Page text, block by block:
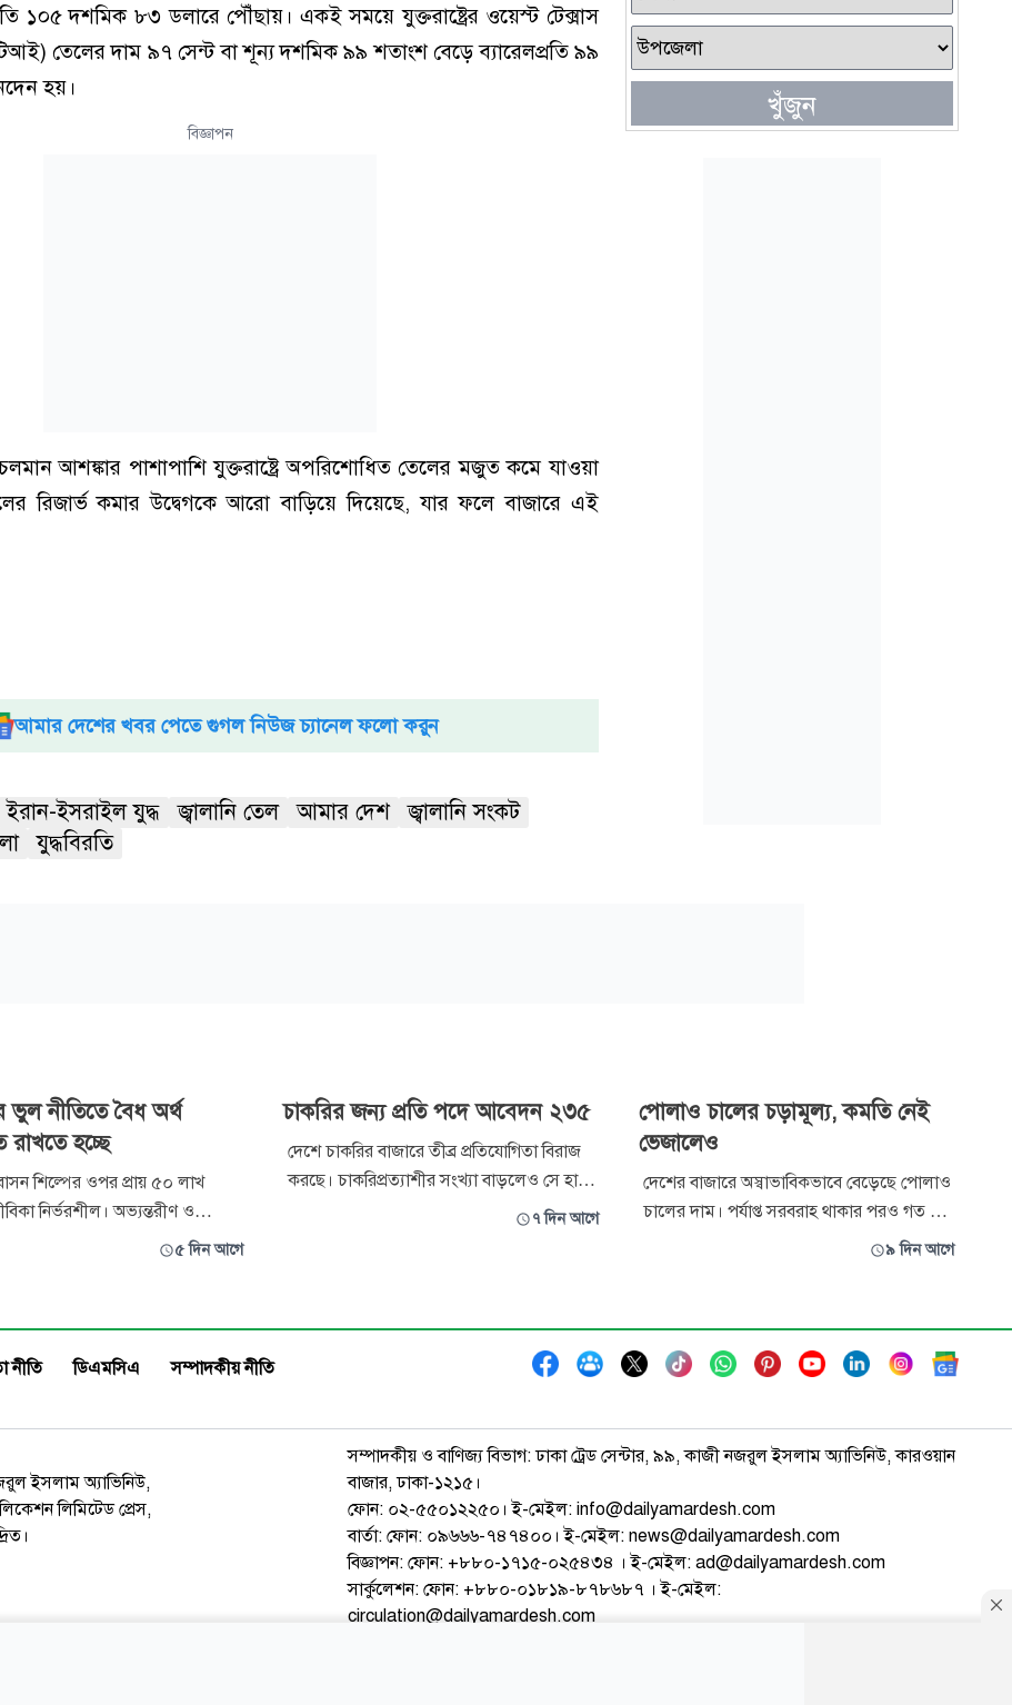
১০৫ দশমিক ৮৩ ডলারে পৌঁছায়। একই সময়ে যুক্তরাষ্ট্রের ওয়েস্ট টেক্সাস
তেলের দাম ৯৭ সেন্ট বা শূন্য দশমিক ৯৯ শতাংশ বেড়ে ব্যারেলপ্রতি ৯৯
হয়।
বিজ্ঞাপন
আশঙ্কার পাশাপাশি যুক্তরাষ্ট্রে অপরিশোধিত তেলের মজুত কমে যাওয়া
রিজার্ভ কমার উদ্বেগকে আরো বাড়িয়ে দিয়েছে, যার ফলে বাজারে এই
আমার দেশের খবর পেতে গুগল নিউজ চ্যানেল ফলো করুন
ইরান-ইসরাইল যুদ্ধ জ্বালানি তেল আমার দেশ
জ্বালানি সংকট
যুদ্ধবিরতি
খুঁজুন
ভুল নীতিতে বৈধ অর্থ
রাখতে হচ্ছে
শিল্পের ওপর প্রায় ৫০ লাখ
নির্ভরশীল। অভ্যন্তরীণ ও
হরেক নেতিবাচক প্রভাব পড়েছে এ
খাত-সংশ্লিষ্টদের মধ্যে রয়েছে
রয়েছে রাজনৈতিক দুর্বৃত্তায়ন, ব্যবসায়
৫ দিন আগে
চাকরির জন্য প্রতি পদে আবেদন ২৩৫
দেশে চাকরির বাজারে তীব্র প্রতিযোগিতা বিরাজ
করছে। চাকরিপ্রত্যাশীর সংখ্যা বাড়লেও সে হারে
বাড়ছে না শূন্যপদের সংখ্যা। একটি পদের
এসেছে, একটি পদের বিপরীতে আবেদন জমা
৭ দিন আগে
পোলাও চালের চড়ামূল্য, কমতি নেই
ভেজালেও
দেশের বাজারে অস্বাভাবিকভাবে বেড়েছে পোলাও
চালের দাম। পর্যাপ্ত সরবরাহ থাকার পরও গত তিন
মাসে কেজিপ্রতি দাম বেড়েছে প্রায় ৭০ টাকা। শুধু
বিক্রি হচ্ছে কেজিপ্রতি সর্বোচ্চ ২৩০ টাকায়।
পাইকারি বাজারে ৫০ কেজির বস্তা
৯ দিন আগে
নীতি ডিএমসিএ সম্পাদকীয় নীতি
ইসলাম অ্যাভিনিউ,
লিমিটেড প্রেস,
সম্পাদকীয় ও বাণিজ্য বিভাগ: ঢাকা ট্রেড সেন্টার, ৯৯, কাজী নজরুল ইসলাম অ্যাভিনিউ, কারওয়ান
বাজার, ঢাকা-১২১৫।
ফোন: ০২-৫৫০১২২৫০। ই-মেইল: info@dailyamardesh.com
বার্তা: ফোন: ০৯৬৬৬-৭৪৭৪০০। ই-মেইল: news@dailyamardesh.com
বিজ্ঞাপন: ফোন: +৮৮০-১৭১৫-০২৫৪৩৪ । ই-মেইল: ad@dailyamardesh.com
সার্কুলেশন: ফোন: +৮৮০-০১৮১৯-৮৭৮৬৮৭ । ই-মেইল:
circulation@dailyamardesh.com